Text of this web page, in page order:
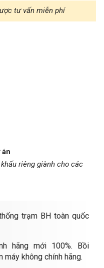
tư vấn miễn phí
trạm BH toàn quốc
hãng mới 100%. Bồi
máy không chính hãng.
riêng giành cho các